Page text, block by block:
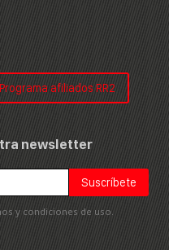
Programa afiliados RR2
newsletter
y condiciones de uso.